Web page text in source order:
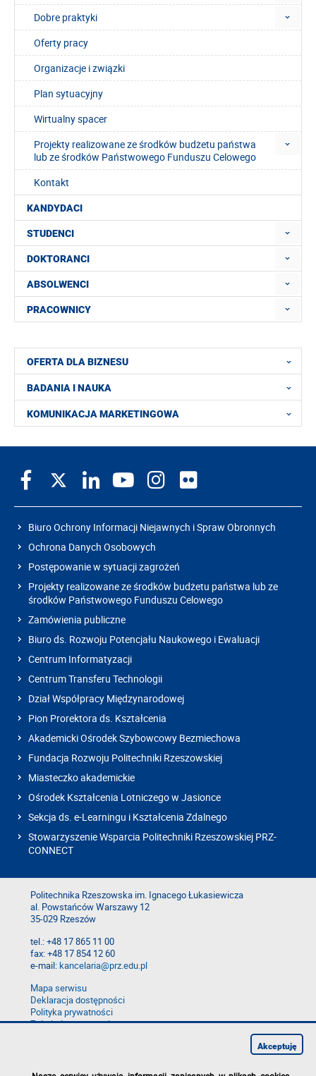
Dobre praktyki
Oferty pracy
Organizacje i związki
Plan sytuacyjny
Wirtualny spacer
Projekty realizowane ze środków budżetu państwa
lub ze środków Państwowego Funduszu Celowego
Kontakt
KANDYDACI
STUDENCI
DOKTORANCI
ABSOLWENCI
PRACOWNICY
OFERTA DLA BIZNESU
BADANIA I NAUKA
KOMUNIKACJA MARKETINGOWA
Biuro Ochrony Informacji Niejawnych i Spraw Obronnych
Ochrona Danych Osobowych
Postępowanie w sytuacji zagrożeń
Projekty realizowane ze środków budżetu państwa lub ze
środków Państwowego Funduszu Celowego
Zamówienia publiczne
Biuro ds. Rozwoju Potencjału Naukowego i Ewaluacji
Centrum Informatyzacji
Centrum Transferu Technologii
Dział Współpracy Międzynarodowej
Pion Prorektora ds. Kształcenia
Akademicki Ośrodek Szybowcowy Bezmiechowa
Fundacja Rozwoju Politechniki Rzeszowskiej
Miasteczko akademickie
Ośrodek Kształcenia Lotniczego w Jasionce
Sekcja ds. e-Learningu i Kształcenia Zdalnego
Stowarzyszenie Wsparcia Politechniki Rzeszowskiej PRZ-
CONNECT
Politechnika Rzeszowska im. Ignacego Łukasiewicza
al. Powstańców Warszawy 12
35-029 Rzeszów
tel.: +48 17 865 11 00
fax: +48 17 854 12 60
e-mail:kancelaria@prz.edu.pl
Mapa serwisu
Deklaracja dostępności
Polityka prywatności
Zgłoś błąd na stronie
Akceptuję